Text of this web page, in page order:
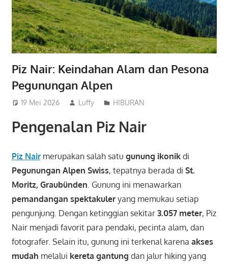
Piz Nair: Keindahan Alam dan Pesona
Pegunungan Alpen
19 Mei 2026 Luffy HIBURAN
Pengenalan Piz Nair
Piz Nairmerupakan salah satu gunung ikonikdi
Pegunungan Alpen Swiss, tepatnya berada di St.
Moritz, Graubünden . Gunung ini menawarkan
pemandangan spektakuleryang memukau setiap
pengunjung. Dengan ketinggian sekitar 3.057 meter, Piz
Nair menjadi favorit para pendaki, pecinta alam, dan
fotografer. Selain itu, gunung ini terkenal karena akses
mudah melalui kereta gantung dan jalur hiking yang